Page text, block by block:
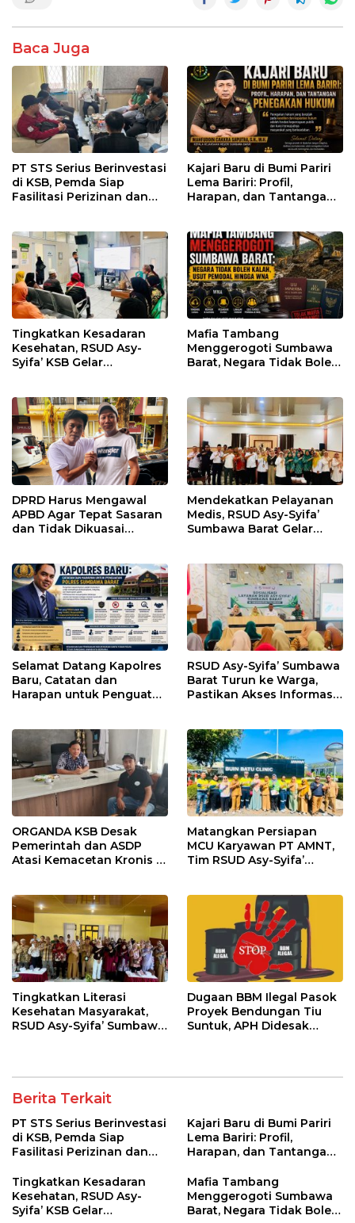
Baca Juga
PT STS Serius Berinvestasi
di KSB, Pemda Siap
Fasilitasi Perizinan dan
Kajari Baru di Bumi Pariri
Lema Bariri: Profil,
Harapan, dan Tantangan
Tingkatkan Kesadaran
Kesehatan, RSUD Asy-
Syifa’ KSB Gelar
Mafia Tambang
Menggerogoti Sumbawa
Barat, Negara Tidak Boleh
DPRD Harus Mengawal
APBD Agar Tepat Sasaran
dan Tidak Dikuasai
Mendekatkan Pelayanan
Medis, RSUD Asy-Syifa’
Sumbawa Barat Gelar
Selamat Datang Kapolres
Baru, Catatan dan
Harapan untuk Penguatan
RSUD Asy-Syifa’ Sumbawa
Barat Turun ke Warga,
Pastikan Akses Informasi
ORGANDA KSB Desak
Pemerintah dan ASDP
Atasi Kemacetan Kronis di
Matangkan Persiapan
MCU Karyawan PT AMNT,
Tim RSUD Asy-Syifa’
Tingkatkan Literasi
Kesehatan Masyarakat,
RSUD Asy-Syifa’ Sumbawa
Dugaan BBM Ilegal Pasok
Proyek Bendungan Tiu
Suntuk, APH Didesak
Berita Terkait
PT STS Serius Berinvestasi
di KSB, Pemda Siap
Fasilitasi Perizinan dan
Regulasi
Kajari Baru di Bumi Pariri
Lema Bariri: Profil,
Harapan, dan Tantangan
Tingkatkan Kesadaran
Kesehatan, RSUD Asy-
Syifa’ KSB Gelar
Mafia Tambang
Menggerogoti Sumbawa
Barat, Negara Tidak Boleh